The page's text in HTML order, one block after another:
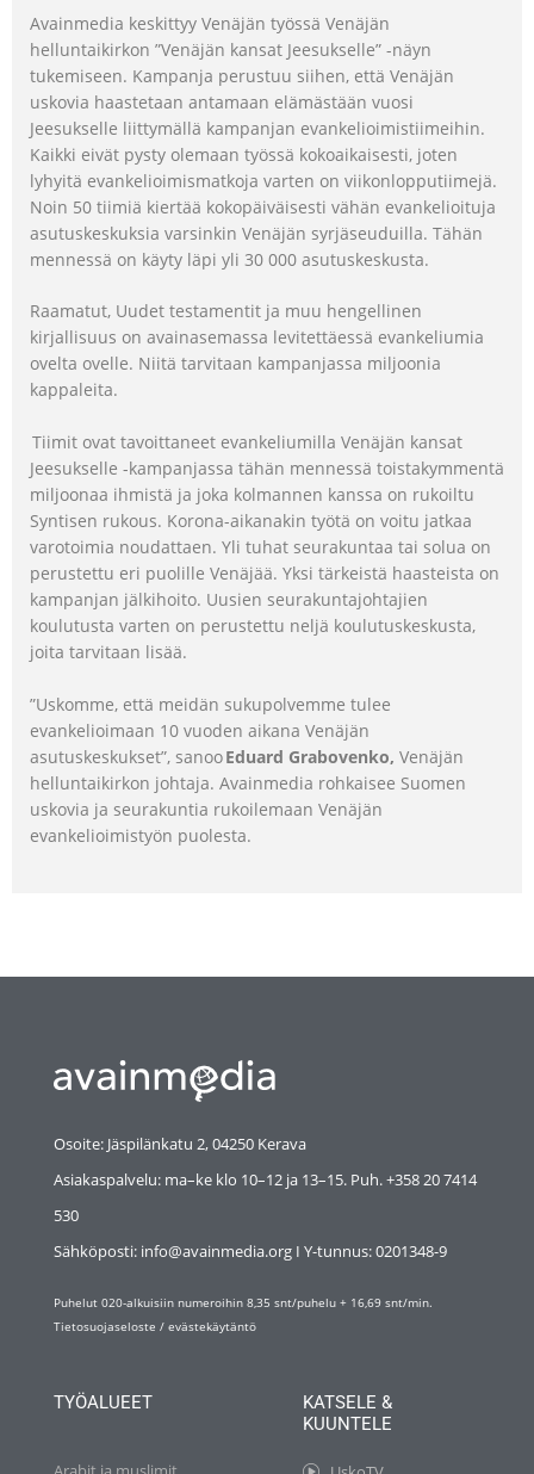
Avainmedia keskittyy Venäjän työssä Venäjän
helluntaikirkon ”Venäjän kansat Jeesukselle” -näyn
tukemiseen. Kampanja perustuu siihen, että Venäjän
uskovia haastetaan antamaan elämästään vuosi
Jeesukselle liittymällä kampanjan evankelioimistiimeihin.
Kaikki eivät pysty olemaan työssä kokoaikaisesti, joten
lyhyitä evankelioimismatkoja varten on viikonlopputiimejä.
Noin 50 tiimiä kiertää kokopäiväisesti vähän evankelioituja
asutuskeskuksia varsinkin Venäjän syrjäseuduilla. Tähän
mennessä on käyty läpi yli 30 000 asutuskeskusta.
Raamatut, Uudet testamentit ja muu hengellinen
kirjallisuus on avainasemassa levitettäessä evankeliumia
ovelta ovelle. Niitä tarvitaan kampanjassa miljoonia
kappaleita.
Tiimit ovat tavoittaneet evankeliumilla Venäjän kansat
Jeesukselle -kampanjassa tähän mennessä toistakymmentä
miljoonaa ihmistä ja joka kolmannen kanssa on rukoiltu
Syntisen rukous. Korona-aikanakin työtä on voitu jatkaa
varotoimia noudattaen. Yli tuhat seurakuntaa tai solua on
perustettu eri puolille Venäjää. Yksi tärkeistä haasteista on
kampanjan jälkihoito. Uusien seurakuntajohtajien
koulutusta varten on perustettu neljä koulutuskeskusta,
joita tarvitaan lisää.
”Uskomme, että meidän sukupolvemme tulee
evankelioimaan 10 vuoden aikana Venäjän
asutuskeskukset”, sanooEduard Grabovenko, Venäjän
helluntaikirkon johtaja. Avainmedia rohkaisee Suomen
uskovia ja seurakuntia rukoilemaan Venäjän
evankelioimistyön puolesta.
Osoite: Jäspilänkatu 2, 04250 Kerava
Asiakaspalvelu: ma–ke klo 10–12 ja 13–15. Puh. +358 20 7414
530
Sähköposti: info@avainmedia.org I Y-tunnus:0201348-9
Puhelut 020-alkuisiin numeroihin 8,35 snt/puhelu + 16,69 snt/min.
Tietosuojaseloste / evästekäytäntö
TYÖALUEET
KATSELE &
KUUNTELE